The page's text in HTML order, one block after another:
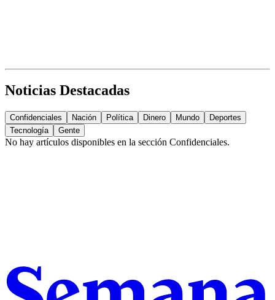
Noticias Destacadas
Confidenciales Nación Política Dinero Mundo
Deportes
Tecnología
Gente
No hay artículos disponibles en la sección Confidenciales.